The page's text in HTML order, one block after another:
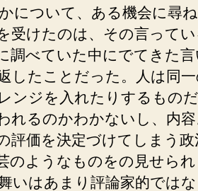
について、ある機会に尋
受けたのは、その言ってい
調べていた中にでてきた言
したことだった。人は同一
ンジを入れたりするものだ
れるのかわかないし、内容
評価を決定づけてしまう政
のようなものをの見せられ
いはあまり評論家的ではな